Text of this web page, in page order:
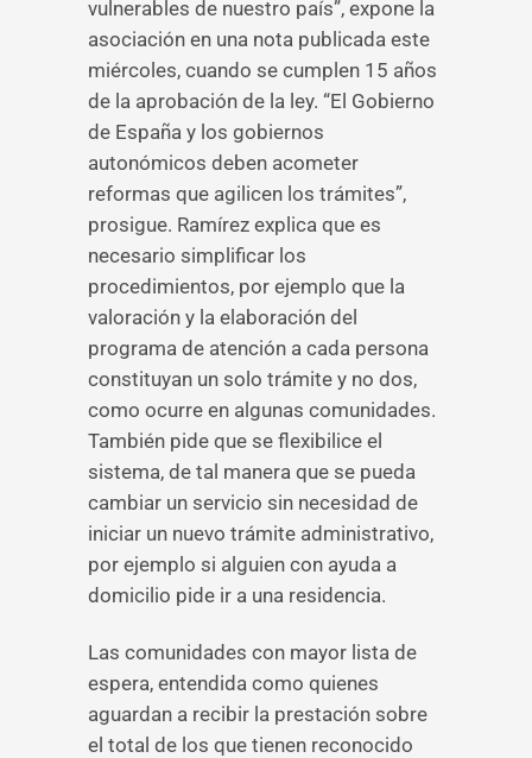
vulnerables de nuestro país”, expone la
asociación en una nota publicada este
miércoles, cuando se cumplen 15 años
de la aprobación de la ley. “El Gobierno
de España y los gobiernos
autonómicos deben acometer
reformas que agilicen los trámites”,
prosigue. Ramírez explica que es
necesario simplificar los
procedimientos, por ejemplo que la
valoración y la elaboración del
programa de atención a cada persona
constituyan un solo trámite y no dos,
como ocurre en algunas comunidades.
También pide que se flexibilice el
sistema, de tal manera que se pueda
cambiar un servicio sin necesidad de
iniciar un nuevo trámite administrativo,
por ejemplo si alguien con ayuda a
domicilio pide ir a una residencia.
Las comunidades con mayor lista de
espera, entendida como quienes
aguardan a recibir la prestación sobre
el total de los que tienen reconocido